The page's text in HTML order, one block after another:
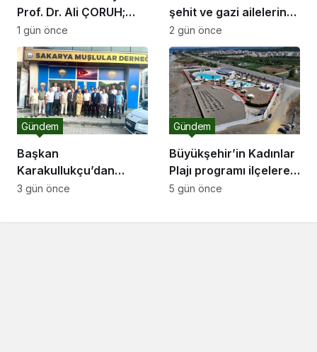
Prof. Dr. Ali ÇORUH;
“Sakarya’ya değer
katan bir üniversite
inşa etmek istiyorum”
1 gün önce
şehit ve gazi ailelerine
anlamlı destek
2 gün önce
Başkan
Karakullukçu’dan
Sakarya Muşlular
Gündem
3 gün önce
Büyükşehir’in Kadınlar
Plajı programı ilçelere
açılıyor
Gündem
5 gün önce